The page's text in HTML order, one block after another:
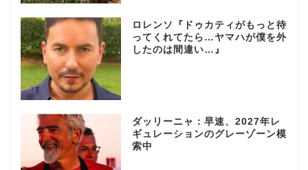
ロレンソ『ドゥカティがもっと待
ってくれてたら…ヤマハが僕を外
したのは間違い…』
ダッリーニャ：早速、2027年レ
ギュレーションのグレーゾーン模
索中